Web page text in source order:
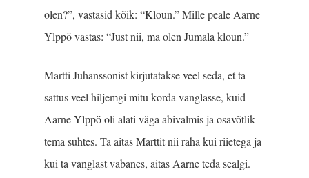
olen?”, vastasid kõik: “Kloun.” Mille peale Aarne
Ylppö vastas: “Just nii, ma olen Jumala kloun.”
Martti Juhanssonist kirjutatakse veel seda, et ta
sattus veel hiljemgi mitu korda vanglasse, kuid
Aarne Ylppö oli alati väga abivalmis ja osavõtlik
tema suhtes. Ta aitas Marttit nii raha kui riietega ja
kui ta vanglast vabanes, aitas Aarne teda sealgi.